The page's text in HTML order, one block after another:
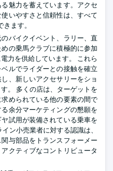
魅力を蓄えています。アクセ
いやすさと信頼性は、すべて
ます。
バイクイベント、ラリー、直
の乗馬クラブに積極的に参加
力を供給しています。 これら
ルでライダーとの接触を確立
、新しいアクセサリーをショ
。 多くの店は、ターゲットを
められている他の要素の間で
余分マーケティングの懇願を
試用が装備されている乗車を
ン小売業者に対する認識は、
与部品をトランスフォーメー
クティブなコントリビュータ